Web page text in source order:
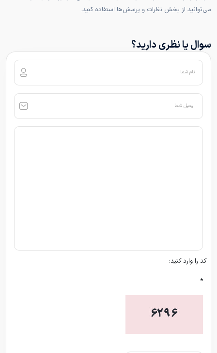
می‌توانید از بخش نظرات و پرسش‌ها استفاده کنید.
سوال یا نظری دارید؟
نام شما
ایمیل شما
کد را وارد کنید:
*